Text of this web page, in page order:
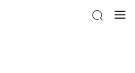
中国)唯一官方